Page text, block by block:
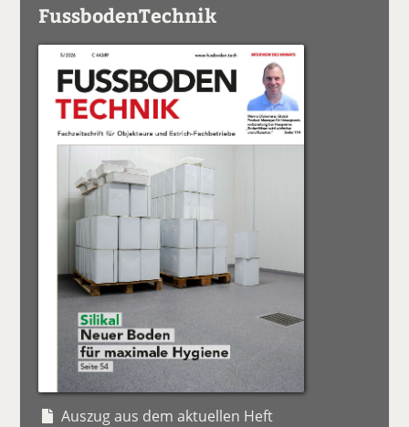
FussbodenTechnik
Auszug aus dem aktuellen Heft